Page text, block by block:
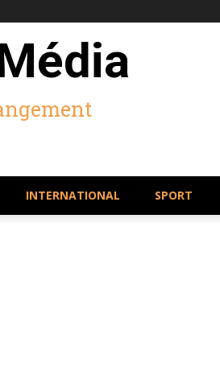
INTERNATIONAL SPORT